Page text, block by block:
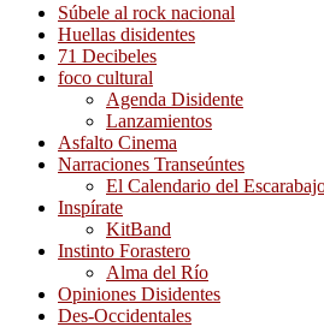
Súbele al rock nacional
Huellas disidentes
71 Decibeles
foco cultural
Agenda Disidente
Lanzamientos
Asfalto Cinema
Narraciones Transeúntes
El Calendario del
Inspírate
KitBand
Instinto Forastero
Alma del Río
Opiniones Disidentes
Des-Occidentales